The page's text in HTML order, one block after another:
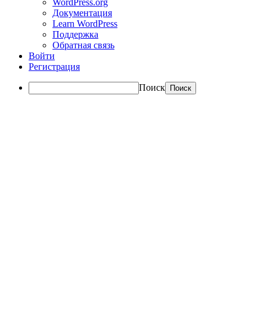
WordPress.org
Документация
Learn WordPress
Поддержка
Обратная связь
Войти
Регистрация
Поиск